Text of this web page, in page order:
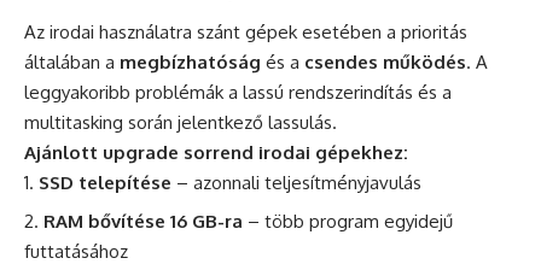
Az irodai használatra szánt gépek esetében a prioritás
általában a megbízhatóság és a csendes működés. A
leggyakoribb problémák a lassú rendszerindítás és a
multitasking során jelentkező lassulás.
Ajánlott upgrade sorrend irodai gépekhez:
SSD telepítése – azonnali teljesítményjavulás
RAM bővítése 16 GB-ra – több program egyidejű
futtatásához